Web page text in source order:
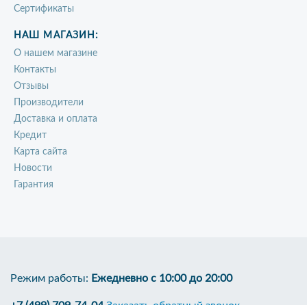
Сертификаты
НАШ МАГАЗИН:
О нашем магазине
Контакты
Отзывы
Производители
Доставка и оплата
Кредит
Карта сайта
Новости
Гарантия
Режим работы: Ежедневно с 10:00 до 20:00